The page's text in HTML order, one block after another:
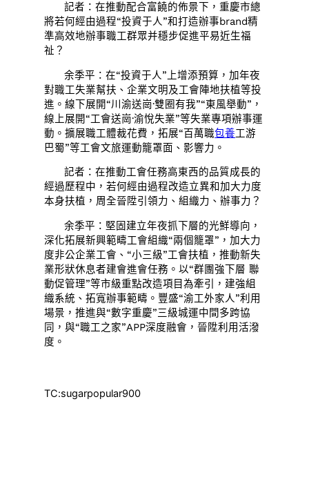
記者：在推動配合富饒的佈景下，重慶市總
將若何經由過程“投資于人”和打造辦事brand精
準高效地辦事職工群眾并穩步促進平易近生福
祉？
余季平：在“投資于人”上增添預算，加年夜
對職工失業幫扶、企業文明及工會陣地扶植等投
進。線下展開“川渝送崗·雙圈有我”“東風舉動”，
線上展開“工會送崗·渝悅失業”等失業專項辦事運
動。擴展職工體裁花費，拓展“百萬職包養工游
巴蜀”等工會文旅運動籠罩面、影響力。
記者：在推動工會任務高東西的品質成長的
經過歷程中，若何經由過程改造立異和加大力度
本身扶植，周全晉陞引領力、組織力、辦事力？
余季平：堅固建立年夜抓下層的光鮮導向，
深化拓展新興範疇工會組織“兩個籠罩”，加大力
度非公企業工會、“小三級”工會扶植，推動新失
業形狀休息者建會進會任務。以“群團強下層 聯
動促管理”等市級重點改造項目為牽引，建強組
織系統、拓寬辦事範疇。豐盛“渝工外家人”利用
場景，推進與“數字重慶”三級城運中間多跨協
同，與“職工之家”APP深度融會，晉陞利用活潑
度。
TC:sugarpopular900